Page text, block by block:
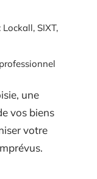
SIXT,
une
vos biens
votre